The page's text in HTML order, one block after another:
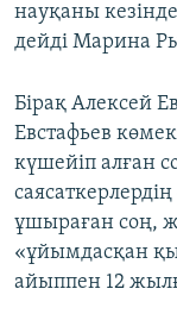
науқаны
дейді Марина
Бірақ Алексей
Евстафьев
күшейіп алған
ұшыраған соң,
«ұйымдасқан
айыппен 12